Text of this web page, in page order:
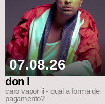
07.08.26
don l
caro vapor ii - qual a forma de
pagamento?